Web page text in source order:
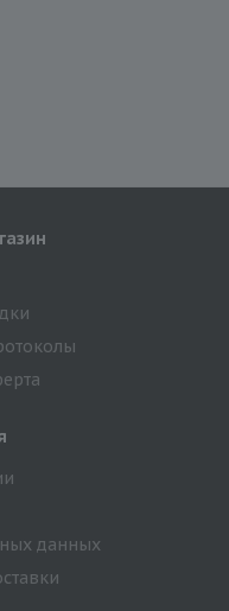
данных